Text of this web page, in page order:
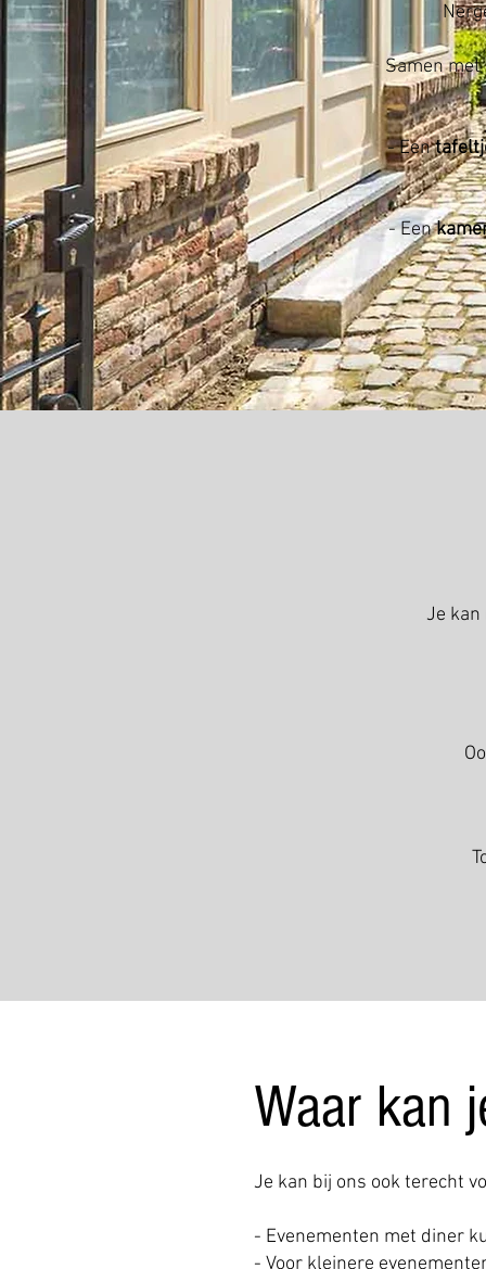
Samen
- Een
- Een
Je
Waar kan
Je kan bij ons ook terecht
- Evenementen met diner
- Voor kleinere